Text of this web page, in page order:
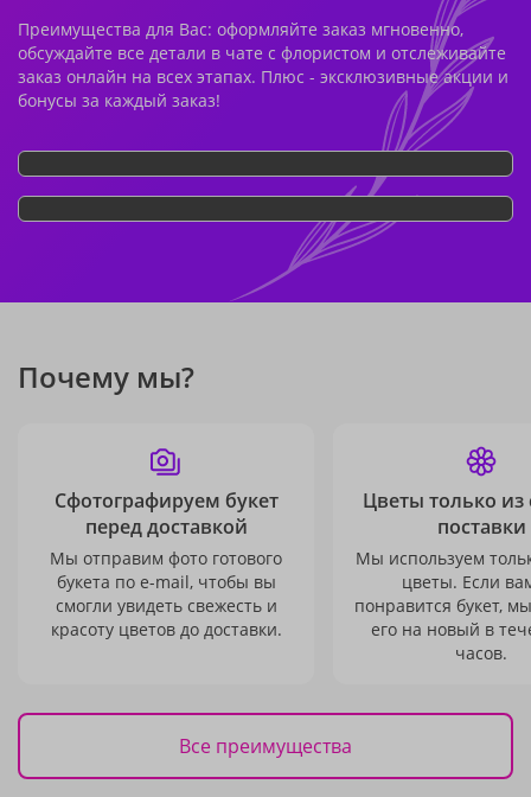
Преимущества для Вас: оформляйте заказ мгновенно,
обсуждайте все детали в чате с флористом и отслеживайте
заказ онлайн на всех этапах. Плюс - эксклюзивные акции и
бонусы за каждый заказ!
Почему мы?
Сфотографируем букет
перед доставкой
Мы отправим фото готового
букета по e-mail, чтобы вы
смогли увидеть свежесть и
красоту цветов до доставки.
Цветы только из
поставки
Мы используем
цветы. Если
понравится букет,
его на новый в
часов.
Все преимущества